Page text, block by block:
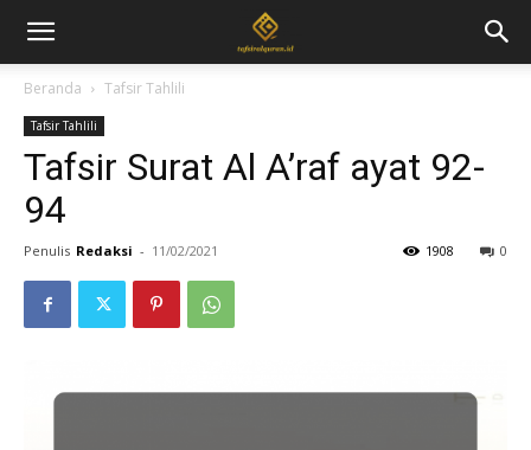
Beranda Tafsir Tahlili
Tafsir Tahlili
Tafsir Surat Al A’raf ayat 92-
94
Penulis Redaksi - 11/02/2021 0
1908